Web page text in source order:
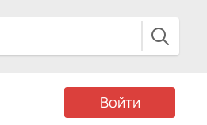
Войти